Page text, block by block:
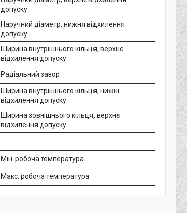
допуску
Наручний діаметр, нижня відхилення
допуску
Ширина внутрішнього кільця, верхнє
відхилення допуску
Радіальний зазор
Ширина внутрішнього кільця, нижні
відхилення допуску
Ширина зовнішнього кільця, верхнє
відхилення допуску
Мін. робоча температура
Макс. робоча температура